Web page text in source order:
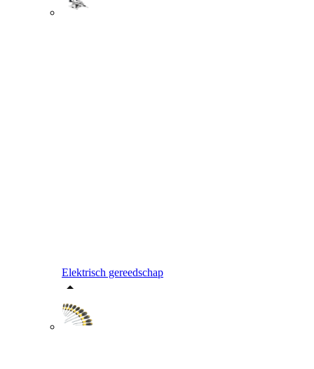
Elektrisch gereedschap